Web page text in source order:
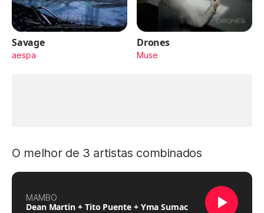
Savage
aespa
Drones
Muse
O melhor de 3 artistas combinados
MAMBO
Dean Martin + Tito Puente + Yma Sumac